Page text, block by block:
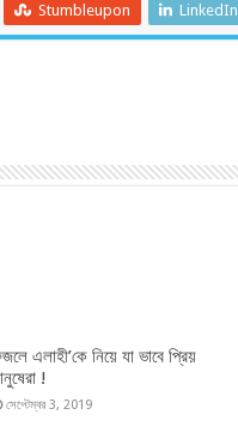
Stumbleupon LinkedIn
এলাহী’কে নিয়ে যা ভাবে প্রিয়
!
সেপ্টেম্বর 3, 2019